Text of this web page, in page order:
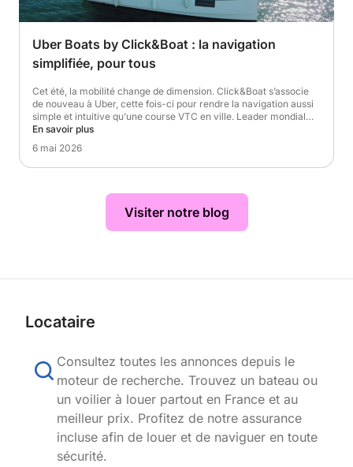
Uber Boats by Click&Boat : la navigation
simplifiée, pour tous
Cet été, la mobilité change de dimension. Click&Boat s’associe
de nouveau à Uber, cette fois-ci pour rendre la navigation aussi
simple et intuitive qu’une course VTC en ville. Leader mondial…
En savoir plus
6 mai 2026
Visiter notre blog
Locataire
Consultez toutes les annonces depuis le
moteur de recherche. Trouvez un bateau ou
un voilier à louer partout en France et au
meilleur prix. Profitez de notre assurance
incluse afin de louer et de naviguer en toute
sécurité.